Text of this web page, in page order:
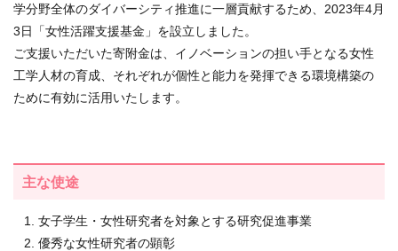
学分野全体のダイバーシティ推進に一層貢献するため、2023年4月
3日「女性活躍支援基金」を設立しました。
ご支援いただいた寄附金は、イノベーションの担い手となる女性
工学人材の育成、それぞれが個性と能力を発揮できる環境構築の
ために有効に活用いたします。
主な使途
女子学生・女性研究者を対象とする研究促進事業
優秀な女性研究者の顕彰